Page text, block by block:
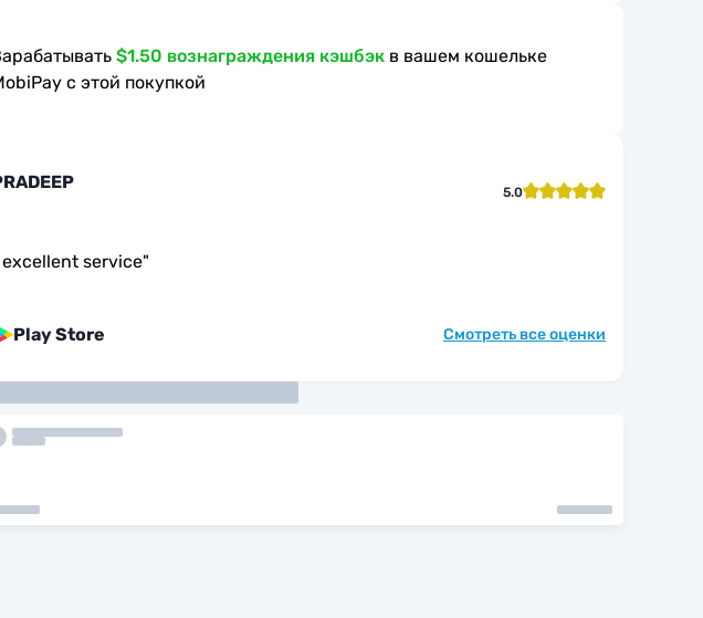
$1.50 вознаграждения кэшбэк в вашем кошельке
с этой покупкой
5.0
excellent service"
Play Store Смотреть все оценки